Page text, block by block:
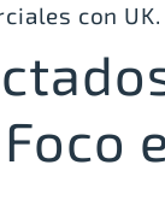
con UK.